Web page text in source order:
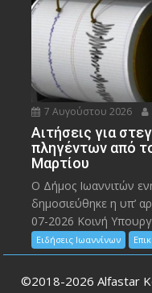
7 Αυγούστου 2026
Αιτήσεις για
πληγέντων από
Μαρτίου
Ο Δήμος Ιωαννιτών
δημοσιεύθηκε η υπ’
07-2026 Κοινή
Ειδήσεις Ιωαννίνων
©2018-2026 Alfastar